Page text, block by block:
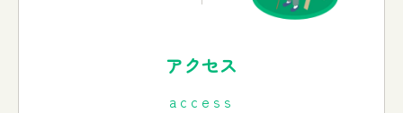
アクセス
access